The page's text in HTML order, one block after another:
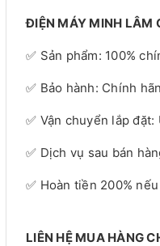
ĐIỆN MÁY MINH LÂM
✅ Sản phẩm: 100%
✅ Bảo hành: Chính
✅ Vận chuyển lắp
✅ Dịch vụ sau bán
✅ Hoàn tiền 200%
LIÊN HỆ MUA HÀNG